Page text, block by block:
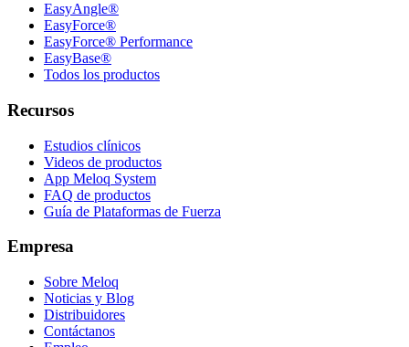
EasyAngle®
EasyForce®
EasyForce® Performance
EasyBase®
Todos los productos
Recursos
Estudios clínicos
Videos de productos
App Meloq System
FAQ de productos
Guía de Plataformas de Fuerza
Empresa
Sobre Meloq
Noticias y Blog
Distribuidores
Contáctanos